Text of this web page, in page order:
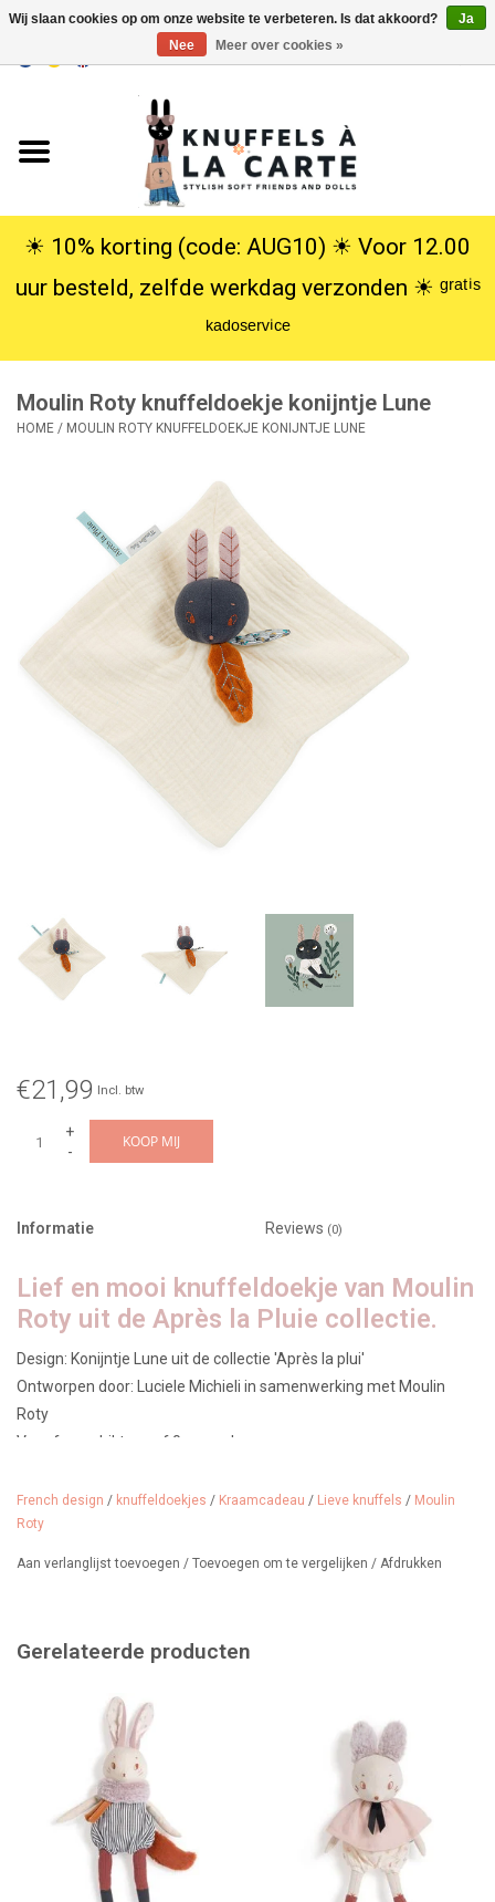
USD
Knuffels
Poppen
SALE
Cadeauservice
Merken
☀︎ 10% korting (code: AUG10) ☀︎ Voor 12.00
uur besteld, zelfde werkdag verzonden ☀︎ ᵍʳᵃᵗⁱˢ
ᵏᵃᵈᵒˢᵉʳᵛⁱᶜᵉ
Moulin Roty knuffeldoekje konijntje Lune
HOME / MOULIN ROTY KNUFFELDOEKJE KONIJNTJE LUNE
€21,99 Incl. btw
+
-
KOOP MIJ
Informatie Reviews (0)
Lief en mooi knuffeldoekje van Moulin
Roty uit de Après la Pluie collectie.
Design: Konijntje Lune uit de collectie 'Après la plui'
Ontworpen door: Luciele Michieli in samenwerking met Moulin
Roty
Vanaf: geschikt vanaf 0 maanden
Geschikt vanaf 0 maanden en wasbaar op 30 graden.
French design / knuffeldoekjes / Kraamcadeau / Lieve knuffels / Moulin
Roty
Aan verlanglijst toevoegen / Toevoegen om te vergelijken / Afdrukken
Gerelateerde producten
Wij slaan cookies op om onze website te verbeteren. Is dat akkoord?
Ja
Nee
Meer over cookies »